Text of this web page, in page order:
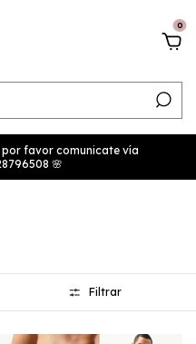
0
favor comunicate vía
🌸
Filtrar